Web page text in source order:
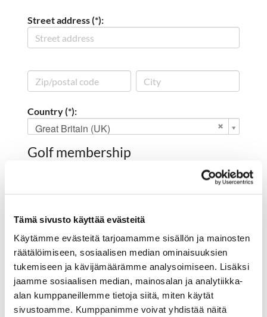
Tämä sivusto käyttää evästeitä
Käytämme evästeitä tarjoamamme sisällön ja mainosten
räätälöimiseen, sosiaalisen median ominaisuuksien
tukemiseen ja kävijämäärämme analysoimiseen. Lisäksi
jaamme sosiaalisen median, mainosalan ja analytiikka-
alan kumppaneillemme tietoja siitä, miten käytät
sivustoamme. Kumppanimme voivat yhdistää näitä
Street address (*):
Country (*):
Great Britain (UK)
Golf membership
Member NO:
Register
I'd like to receive the Hartola Golf newsletter